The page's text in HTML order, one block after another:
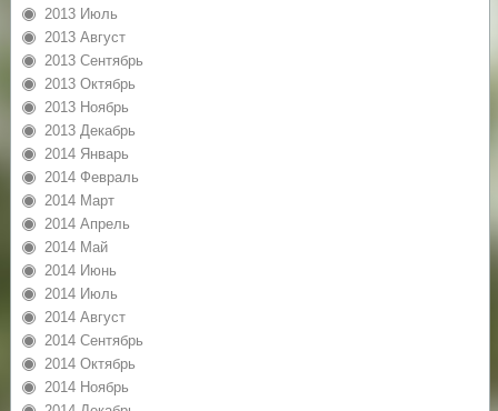
2013 Июль
2013 Август
2013 Сентябрь
2013 Октябрь
2013 Ноябрь
2013 Декабрь
2014 Январь
2014 Февраль
2014 Март
2014 Апрель
2014 Май
2014 Июнь
2014 Июль
2014 Август
2014 Сентябрь
2014 Октябрь
2014 Ноябрь